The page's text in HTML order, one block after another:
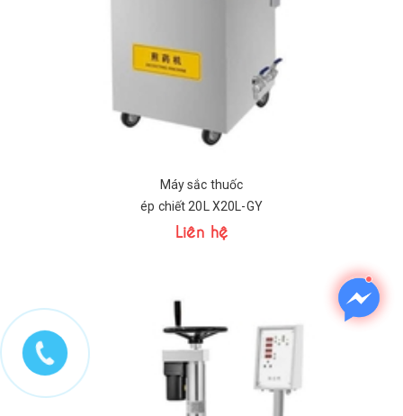
Máy sắc thuốc
ép chiết 20L X20L-GY
Liên hệ